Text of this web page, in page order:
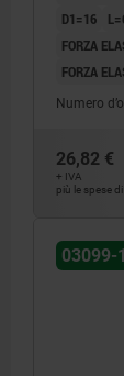
D1=16
FORZA
FORZA
Numero
26,82 €
+ IVA
più le spese
03099-